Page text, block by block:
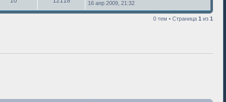
16 апр 2009, 21:32
0 тем • Страница 1 из 1